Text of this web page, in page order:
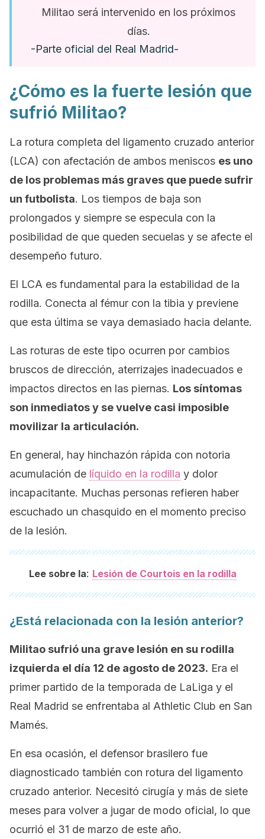
Militao será intervenido en los próximos
días.
-Parte oficial del Real Madrid-
¿Cómo es la fuerte lesión que
sufrió Militao?
La rotura completa del ligamento cruzado anterior
(LCA) con afectación de ambos meniscos es uno
de los problemas más graves que puede sufrir
un futbolista. Los tiempos de baja son
prolongados y siempre se especula con la
posibilidad de que queden secuelas y se afecte el
desempeño futuro.
El LCA es fundamental para la estabilidad de la
rodilla. Conecta al fémur con la tibia y previene
que esta última se vaya demasiado hacia delante.
Las roturas de este tipo ocurren por cambios
bruscos de dirección, aterrizajes inadecuados e
impactos directos en las piernas. Los síntomas
son inmediatos y se vuelve casi imposible
movilizar la articulación.
En general, hay hinchazón rápida con notoria
acumulación de líquido en la rodilla y dolor
incapacitante. Muchas personas refieren haber
escuchado un chasquido en el momento preciso
de la lesión.
Lee sobre la: Lesión de Courtois en la rodilla
¿Está relacionada con la lesión anterior?
Militao sufrió una grave lesión en su rodilla
izquierda el día 12 de agosto de 2023. Era el
primer partido de la temporada de LaLiga y el
Real Madrid se enfrentaba al Athletic Club en San
Mamés.
En esa ocasión, el defensor brasilero fue
diagnosticado también con rotura del ligamento
cruzado anterior. Necesitó cirugía y más de siete
meses para volver a jugar de modo oficial, lo que
ocurrió el 31 de marzo de este año.